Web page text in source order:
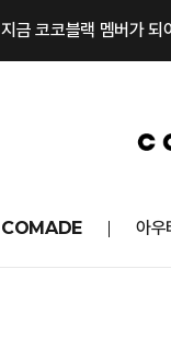
지금 코코블랙 멤버가
아우